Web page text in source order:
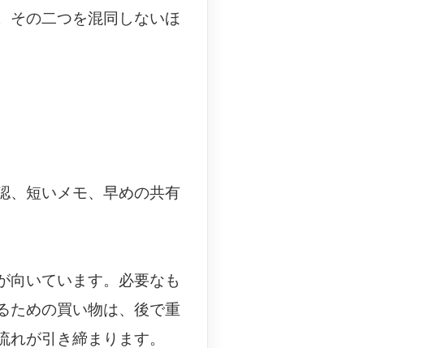
その二つを混同しないほ
、短いメモ、早めの共有
向いています。必要なも
ための買い物は、後で重
が引き締まります。